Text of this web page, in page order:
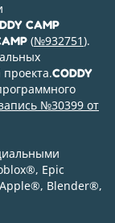
CAMP
(№932751).
проекта.CODDY
№30399 от
®, Epic
®, Blender®,